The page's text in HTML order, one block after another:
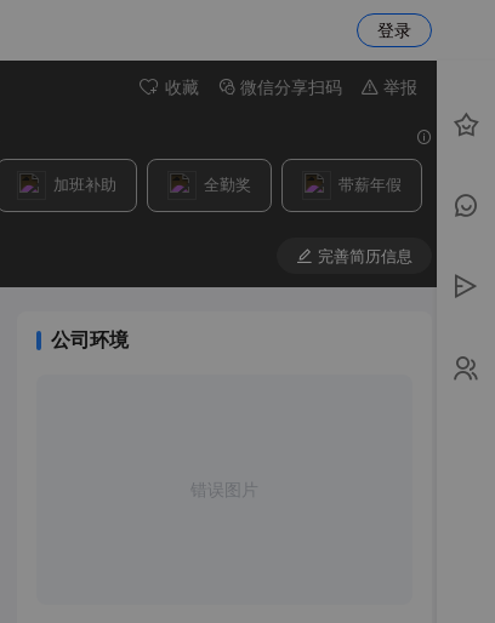
登录
收藏 微信分享扫码 举报
加班补助 全勤奖 带薪年假
完善简历信息
公司环境
错误图片